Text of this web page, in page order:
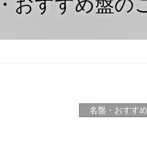
おすすめ盤の
名盤・おすす